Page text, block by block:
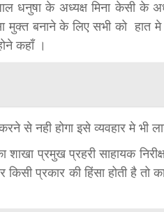
धनुषा के अध्यक्ष मिना केसी के
मुक्त बनाने के लिए सभी को
कहाँ ।
से नही होगा इसे व्यवहार मे भी
शाखा प्रमुख प्रहरी साहायक
प्रकार की हिंसा होती है तो